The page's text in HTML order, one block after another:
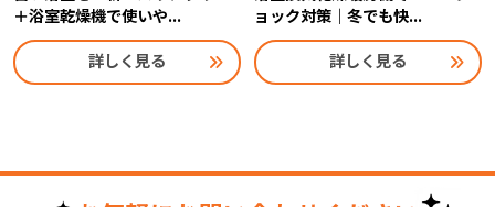
＋浴室乾燥機で使いや...
詳しく見る
ョック対策｜冬でも快...
詳しく見る